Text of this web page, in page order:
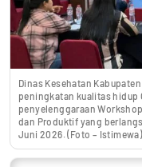
Dinas Kesehatan
peningkatan kualitas hidup
penyelenggaraan
dan Produktif yang
Juni 2026. (Foto –